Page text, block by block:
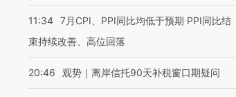
11:34 7月CPI、PPI同比均低于预期 PPI同比结
束持续改善、高位回落
20:46 观势｜离岸信托90天补税窗口期疑问